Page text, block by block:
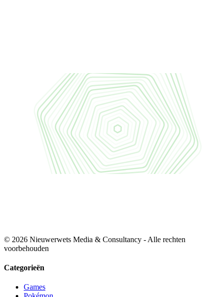
© 2026 Nieuwerwets Media & Consultancy - Alle rechten
voorbehouden
Categorieën
Games